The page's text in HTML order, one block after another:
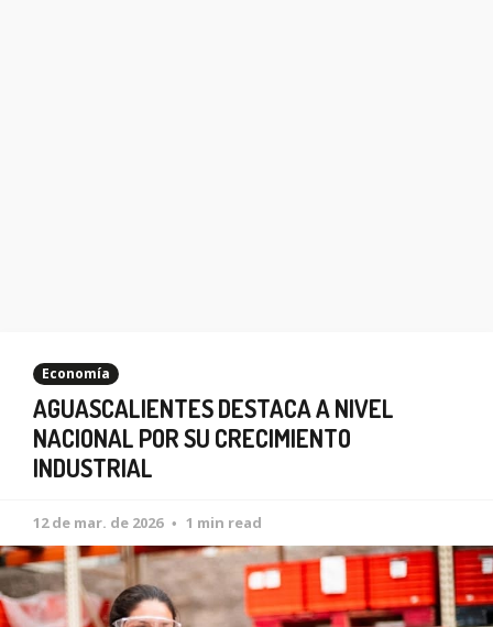
Economía
AGUASCALIENTES DESTACA A NIVEL
NACIONAL POR SU CRECIMIENTO
INDUSTRIAL
12 de mar. de 2026 1 min read